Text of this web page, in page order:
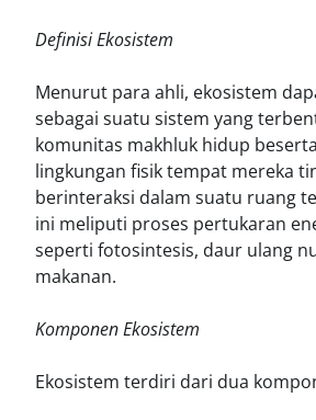
Definisi Ekosistem
Menurut para ahli, ekosistem
sebagai suatu sistem yang
komunitas makhluk hidup
lingkungan fisik tempat mereka
berinteraksi dalam suatu ruang
ini meliputi proses pertukaran
seperti fotosintesis, daur ulang
makanan.
Komponen Ekosistem
Ekosistem terdiri dari dua